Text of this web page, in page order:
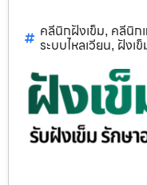
คลีนิกฝังเข็ม, คลีนิก
ระบบไหลเวียน, ฝังเ